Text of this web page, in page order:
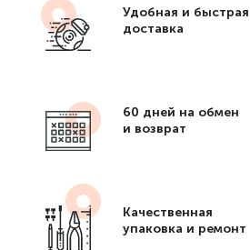
Удобная и быстрая
доставка
60 дней на обмен
и возврат
Качественная
упаковка и ремонт